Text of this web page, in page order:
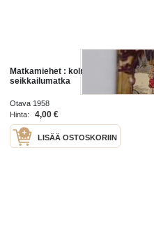
Matkamiehet : kolmen lapsen
seikkailumatka
Otava 1958
Hinta:
4,00 €
LISÄÄ OSTOSKORIIN